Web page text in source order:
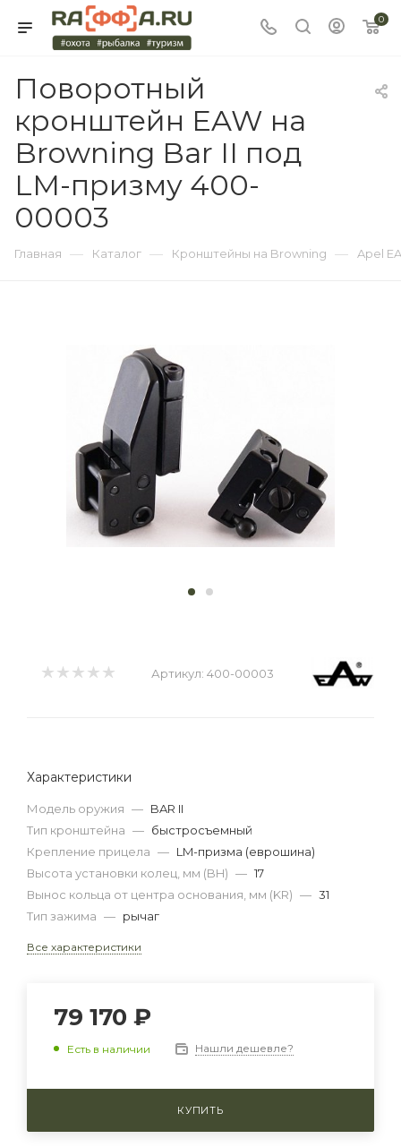
0
Поворотный
кронштейн EAW на
Browning Bar II под
LM-призму 400-
00003
Главная — Каталог — Кронштейны на Browning — Apel
Артикул: 400-00003
Характеристики
Модель оружия — BAR II
Тип кронштейна — быстросъемный
Крепление прицела — LM-призма (еврошина)
Высота установки колец, мм (BH) — 17
Вынос кольца от центра основания, мм (KR) — 31
Тип зажима — рычаг
Все характеристики
79 170 ₽
Есть в наличии Нашли дешевле?
КУПИТЬ